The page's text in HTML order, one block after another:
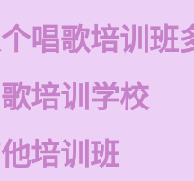
唱歌培训班
培训学校
培训班